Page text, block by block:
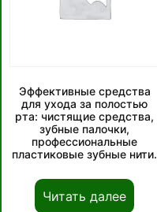
Эффективные средства
для ухода за полостью
рта: чистящие средства,
зубные палочки,
профессиональные
пластиковые зубные нити.
Читать далее